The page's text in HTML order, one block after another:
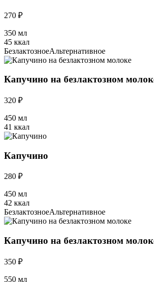
270 ₽
350 мл
45 ккал
БезлактозноеАльтернативное
Капучино на безлактозном
320 ₽
450 мл
41 ккал
Капучино
280 ₽
450 мл
42 ккал
БезлактозноеАльтернативное
Капучино на безлактозном
350 ₽
550 мл